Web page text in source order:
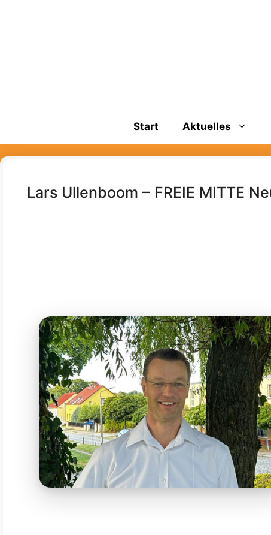
Start Aktuelles
Lars Ullenboom – FREIE MITTE